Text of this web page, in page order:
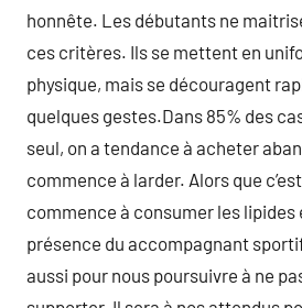
honnête. Les débutants ne
ces critères. Ils se mettent en
physique, mais se découragent
quelques gestes.Dans 85% des
seul, on a tendance à acheter
commence à larder. Alors que
commence à consumer les lipides
présence du accompagnant
aussi pour nous poursuivre à ne